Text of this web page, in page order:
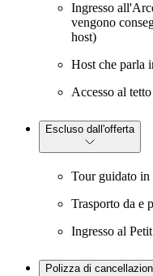
Ingresso
vengono
host)
Host che parla
Accesso al tetto
Escluso dall'offerta
Tour guidato
Trasporto da e
Ingresso al
Polizza di